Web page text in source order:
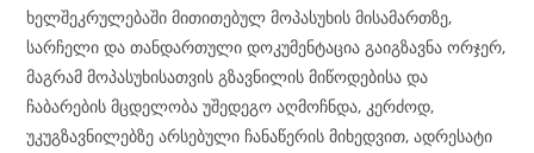
ხელშეკრულებაში მითითებულ მოპასუხის მისამართზე,
სარჩელი და თანდართული დოკუმენტაცია გაიგზავნა ორჯერ,
მაგრამ მოპასუხისათვის გზავნილის მიწოდებისა და
ჩაბარების მცდელობა უშედეგო აღმოჩნდა, კერძოდ,
უკუგზავნილებზე არსებული ჩანაწერის მიხედვით, ადრესატი